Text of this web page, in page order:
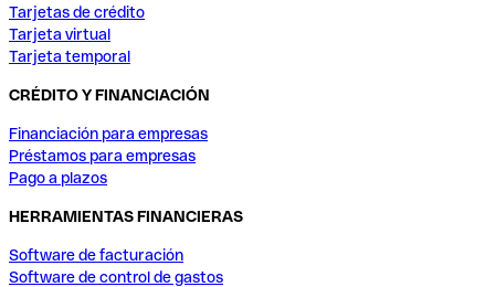
Tarjetas de crédito
Tarjeta virtual
Tarjeta temporal
CRÉDITO Y FINANCIACIÓN
Financiación para empresas
Préstamos para empresas
Pago a plazos
HERRAMIENTAS FINANCIERAS
Software de facturación
Software de control de gastos